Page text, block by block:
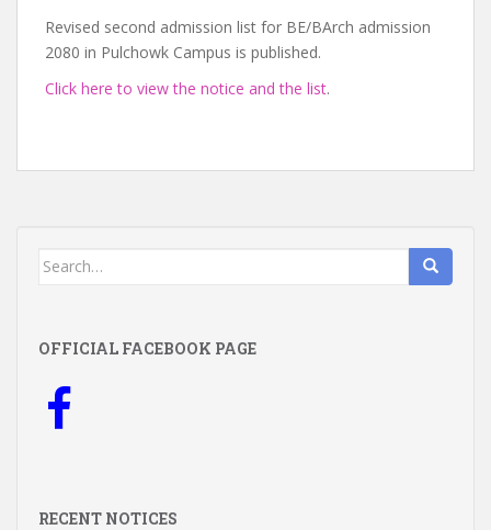
Revised second admission list for BE/BArch admission
2080 in Pulchowk Campus is published.
Click here to view the notice and the list.
Search
OFFICIAL FACEBOOK PAGE
RECENT NOTICES